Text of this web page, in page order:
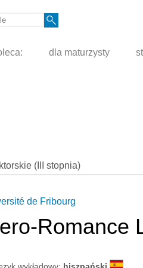
dla maturzysty
(III stopnia)
de Fribourg
Romance
wykładowy: hiszpański